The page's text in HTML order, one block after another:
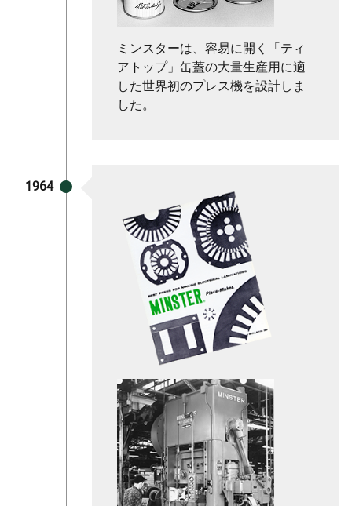
ミンスターは、容易に開く「ティ
アトップ」缶蓋の大量生産用に適
した世界初のプレス機を設計しま
した。
1964